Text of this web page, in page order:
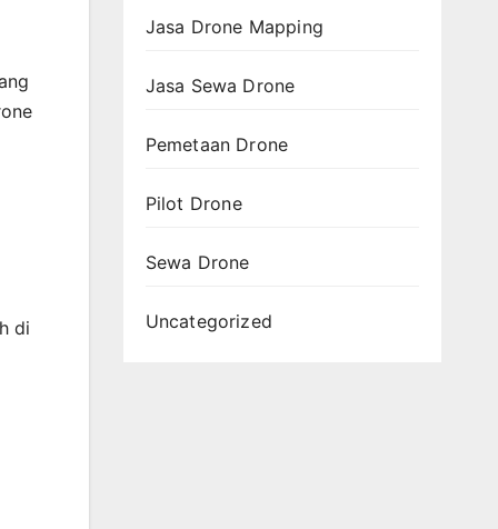
di
Jasa Drone Mapping
Jasa Sewa Drone
Pemetaan Drone
Pilot Drone
Sewa Drone
Uncategorized